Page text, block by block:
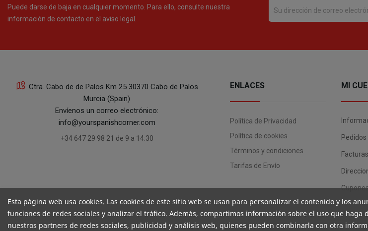
Puede darse de baja en cualquier momento. Para ello, consulte nuestra
información de contacto en el aviso legal.
Ctra. Cabo de de Palos Km 25 30370 Cabo de Palos
Murcia (Spain)
Envíenos un correo electrónico:
info@yourspanishcorner.com
+34 647 29 98 21 de 9 a 14:30
ENLACES
Política de Privacidad
Política de cookies
Términos y condiciones
Tarifas de Envío
MI
Pedidos
Esta página web usa cookies. Las cookies de este sitio web se usan para personalizar el contenido y los
funciones de redes sociales y analizar el tráfico. Además, compartimos información sobre el uso que haga
nuestros partners de redes sociales, publicidad y análisis web, quienes pueden combinarla con otra